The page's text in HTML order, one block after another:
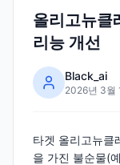
올리고뉴클
리능 개선
Black_ai
2026년 3월
타겟 올리고뉴클
을 가진 불순물(